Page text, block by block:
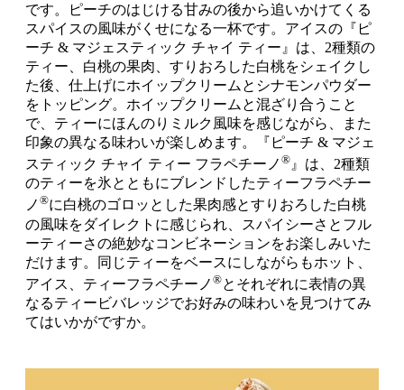
です。ピーチのはじける甘みの後から追いかけてくる
スパイスの風味がくせになる一杯です。アイスの『ピ
ーチ & マジェスティック チャイ ティー』は、2種類の
ティー、白桃の果肉、すりおろした白桃をシェイクし
た後、仕上げにホイップクリームとシナモンパウダー
をトッピング。ホイップクリームと混ざり合うこと
で、ティーにほんのりミルク風味を感じながら、また
印象の異なる味わいが楽しめます。『ピーチ & マジェ
スティック チャイ ティー フラペチーノ ®』は、2種類
のティーを氷とともにブレンドしたティーフラペチー
ノ ®に白桃のゴロッとした果肉感とすりおろした白桃
の風味をダイレクトに感じられ、スパイシーさとフル
ーティーさの絶妙なコンビネーションをお楽しみいた
だけます。同じティーをベースにしながらもホット、
アイス、ティーフラペチーノ ®とそれぞれに表情の異
なるティービバレッジでお好みの味わいを見つけてみ
てはいかがですか。